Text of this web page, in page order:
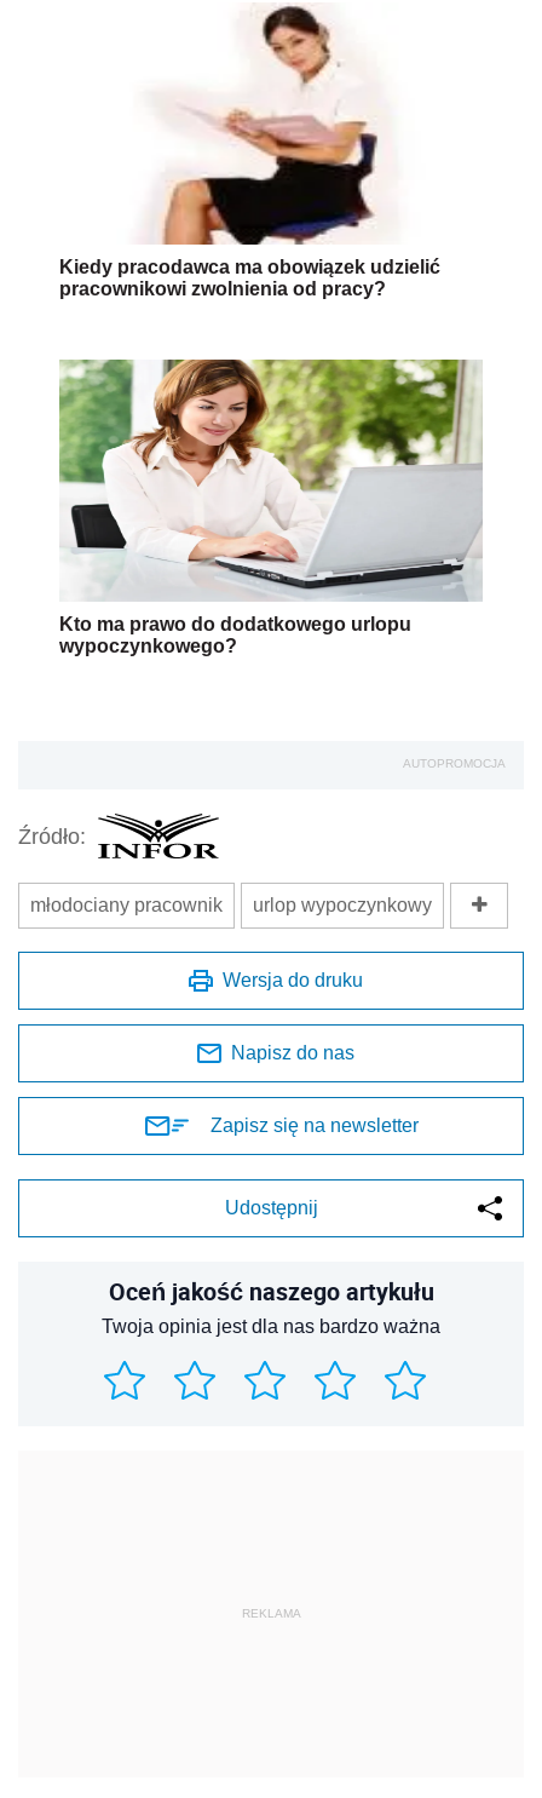
Kiedy pracodawca ma obowiązek udzielić
pracownikowi zwolnienia od pracy?
Kto ma prawo do dodatkowego urlopu
wypoczynkowego?
AUTOPROMOCJA
Źródło:
młodociany pracownik urlop wypoczynkowy
Wersja do druku
Napisz do nas
Zapisz się na newsletter
Udostępnij
Oceń jakość naszego artykułu
Twoja opinia jest dla nas bardzo ważna
REKLAMA